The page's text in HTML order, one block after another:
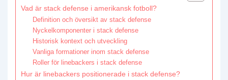
Vad är stack defense i amerikansk fotboll?
Definition och översikt av stack defense
Nyckelkomponenter i stack defense
Historisk kontext och utveckling
Vanliga formationer inom stack defense
Roller för linebackers i stack defense
Hur är linebackers positionerade i stack defense?